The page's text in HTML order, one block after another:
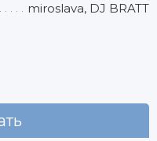
miroslava, DJ BRATT